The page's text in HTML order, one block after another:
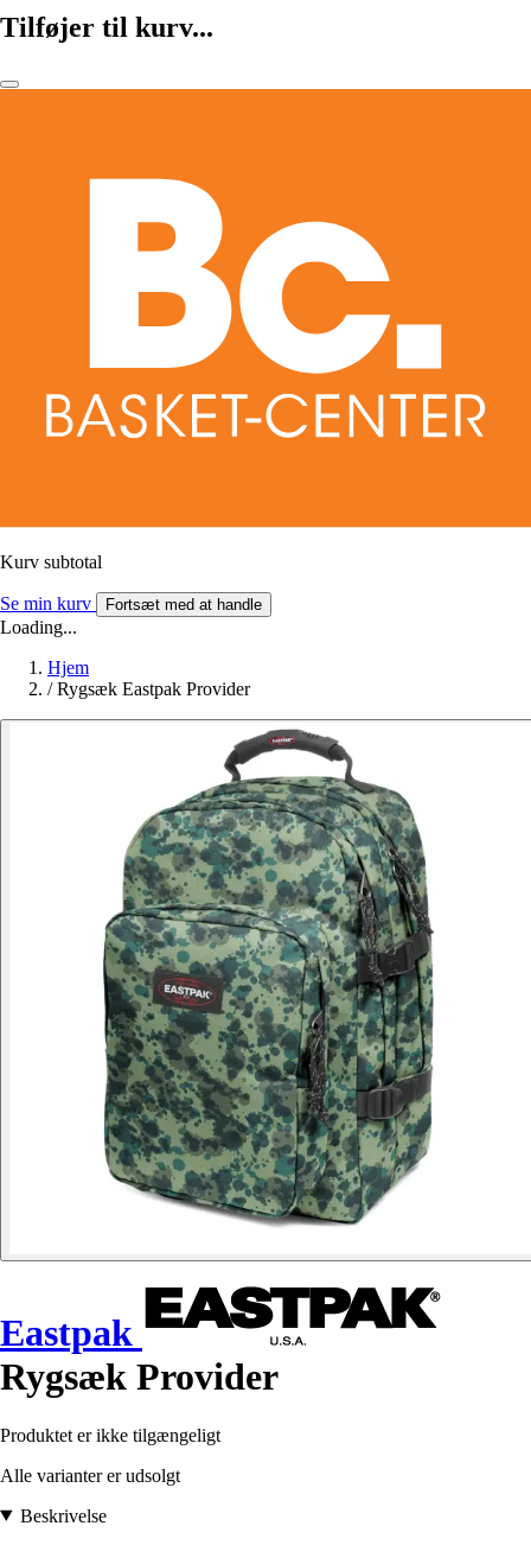
Tilføjer til kurv...
Kurv subtotal
Se min kurv Fortsæt med at handle
Loading...
Hjem
/ Rygsæk Eastpak Provider
Eastpak
Rygsæk Provider
Produktet er ikke tilgængeligt
Alle varianter er udsolgt
Beskrivelse